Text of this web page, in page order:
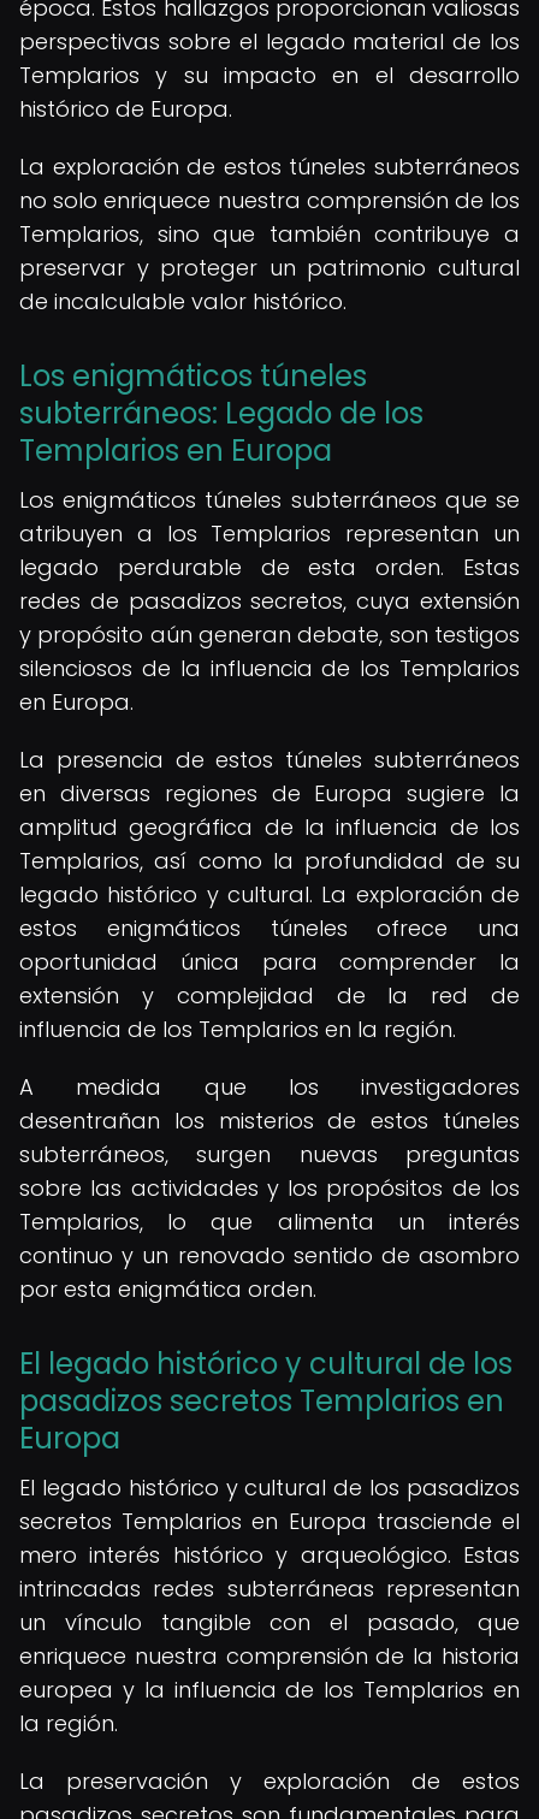
época. Estos hallazgos proporcionan valiosas
perspectivas sobre el legado material de los
Templarios y su impacto en el desarrollo
histórico de Europa.
La exploración de estos túneles subterráneos
no solo enriquece nuestra comprensión de los
Templarios, sino que también contribuye a
preservar y proteger un patrimonio cultural
de incalculable valor histórico.
Los enigmáticos túneles
subterráneos: Legado de los
Templarios en Europa
Los enigmáticos túneles subterráneos que se
atribuyen a los Templarios representan un
legado perdurable de esta orden. Estas
redes de pasadizos secretos, cuya extensión
y propósito aún generan debate, son testigos
silenciosos de la influencia de los Templarios
en Europa.
La presencia de estos túneles subterráneos
en diversas regiones de Europa sugiere la
amplitud geográfica de la influencia de los
Templarios, así como la profundidad de su
legado histórico y cultural. La exploración de
estos enigmáticos túneles ofrece una
oportunidad única para comprender la
extensión y complejidad de la red de
influencia de los Templarios en la región.
A medida que los investigadores
desentrañan los misterios de estos túneles
subterráneos, surgen nuevas preguntas
sobre las actividades y los propósitos de los
Templarios, lo que alimenta un interés
continuo y un renovado sentido de asombro
por esta enigmática orden.
El legado histórico y cultural de los
pasadizos secretos Templarios en
Europa
El legado histórico y cultural de los pasadizos
secretos Templarios en Europa trasciende el
mero interés histórico y arqueológico. Estas
intrincadas redes subterráneas representan
un vínculo tangible con el pasado, que
enriquece nuestra comprensión de la historia
europea y la influencia de los Templarios en
la región.
La preservación y exploración de estos